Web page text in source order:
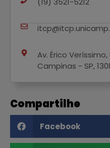
Av. Érico
Campinas - SP,
Compartilhe
Facebook